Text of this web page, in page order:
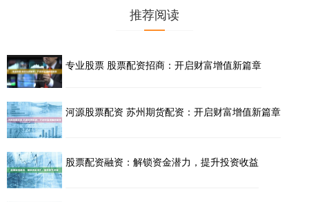
推荐阅读
专业股票 股票配资招商：开启财富增值新篇章
河源股票配资 苏州期货配资：开启财富增值新篇章
股票配资融资：解锁资金潜力，提升投资收益